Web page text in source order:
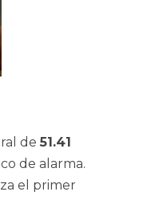
de 51.41
de alarma.
el primer